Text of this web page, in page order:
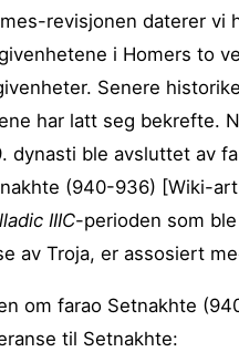
revisjonen daterer
i Homers to
Senere
har latt seg bekrefte.
dynasti ble avsluttet av
(940-936) [Wiki-
IIIC-perioden som
av Troja, er assosiert
om farao Setnakhte
til Setnakhte: